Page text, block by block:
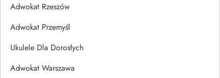
Adwokat Rzeszów
Adwokat Przemyśl
Ukulele Dla Dorosłych
Adwokat Warszawa